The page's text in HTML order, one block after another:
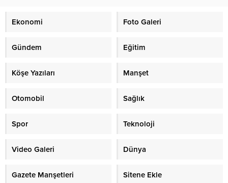
Ekonomi Foto Galeri
Gündem Eğitim
Köşe Yazıları Manşet
Otomobil Sağlık
Spor Teknoloji
Video Galeri Dünya
Gazete Manşetleri Sitene Ekle